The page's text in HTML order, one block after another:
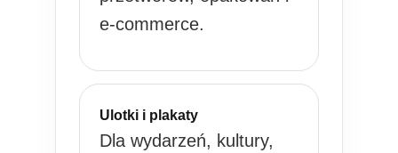
e-commerce.
Ulotki i plakaty
Dla wydarzeń, kultury,